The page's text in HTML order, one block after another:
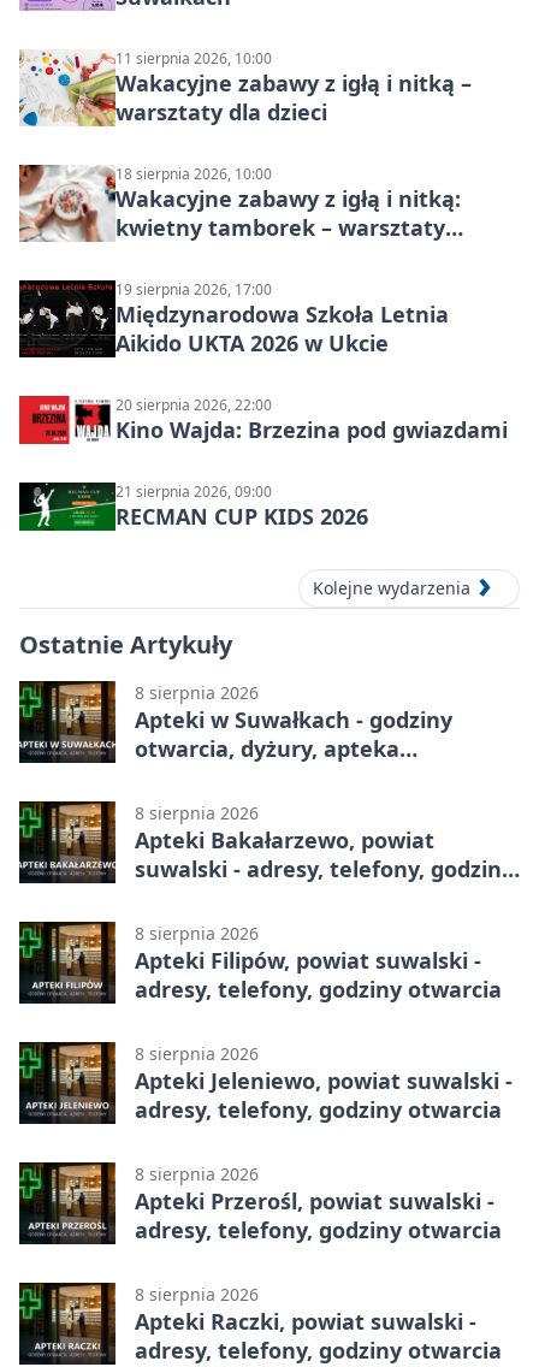
11 sierpnia 2026, 10:00
Wakacyjne zabawy z igłą i nitką –
warsztaty dla dzieci
18 sierpnia 2026, 10:00
Wakacyjne zabawy z igłą i nitką:
kwietny tamborek – warsztaty
19 sierpnia 2026, 17:00
Międzynarodowa Szkoła Letnia
Aikido UKTA 2026 w Ukcie
20 sierpnia 2026, 22:00
Kino Wajda: Brzezina pod gwiazdami
21 sierpnia 2026, 09:00
RECMAN CUP KIDS 2026
Kolejne wydarzenia
Ostatnie Artykuły
8 sierpnia 2026
Apteki w Suwałkach - godziny
otwarcia, dyżury, apteka
8 sierpnia 2026
Apteki Bakałarzewo, powiat
suwalski - adresy, telefony, godziny
8 sierpnia 2026
Apteki Filipów, powiat suwalski -
adresy, telefony, godziny otwarcia
8 sierpnia 2026
Apteki Jeleniewo, powiat suwalski -
adresy, telefony, godziny otwarcia
8 sierpnia 2026
Apteki Przerośl, powiat suwalski -
adresy, telefony, godziny otwarcia
8 sierpnia 2026
Apteki Raczki, powiat suwalski -
adresy, telefony, godziny otwarcia